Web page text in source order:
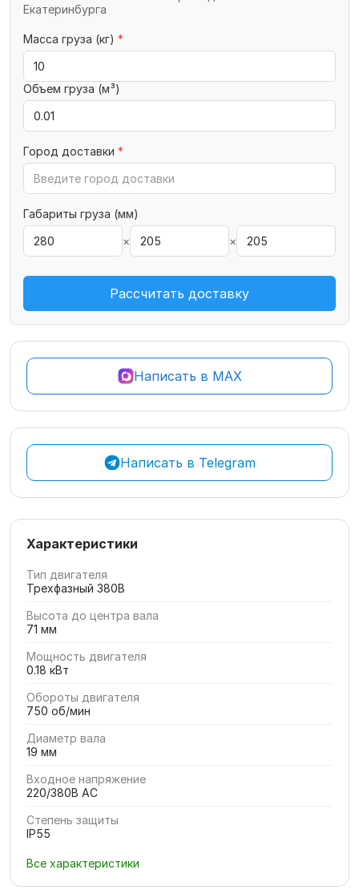
Екатеринбурга
Масса груза (кг) *
Объем груза (м³)
Город доставки *
Габариты груза (мм)
×
×
Рассчитать доставку
Написать в MAX
Написать в Telegram
Характеристики
Тип двигателя
Трехфазный 380В
Высота до центра вала
71 мм
Мощность двигателя
0.18 кВт
Обороты двигателя
750 об/мин
Диаметр вала
19 мм
Входное напряжение
220/380В AC
Степень защиты
IP55
Все характеристики